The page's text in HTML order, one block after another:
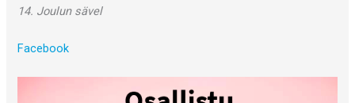
14. Joulun sävel
Facebook